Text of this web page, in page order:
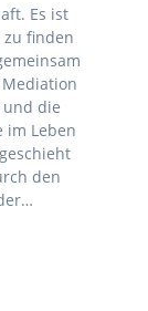
Es ist
zu finden
die
im Leben
den